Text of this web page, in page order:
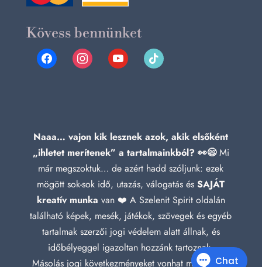
Kövess bennünket
facebookinstagramyoutube tiktok
Naaa… vajon kik lesznek azok, akik elsőként
„ihletet merítenek” a tartalmainkból? 👀😄Mi
már megszoktuk… de azért hadd szóljunk: ezek
mögött sok-sok idő, utazás, válogatás ésSAJÁT
kreatív munka van ❤️ A Szelenit Spirit oldalán
található képek, mesék, játékok, szövegek és egyéb
tartalmak szerzői jogi védelem alatt állnak, és
időbélyeggel igazoltan hozzánk tartoznak.
Másolás jogi következményeket vonhat maga után!